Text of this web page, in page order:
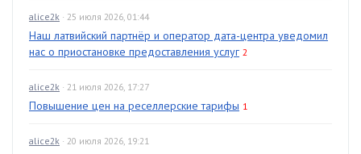
alice2k · 25 июля 2026, 01:44
Наш латвийский партнёр и оператор дата-центра уведомил
нас о приостановке предоставления услуг 2
alice2k · 21 июля 2026, 17:27
Повышение цен на реселлерские тарифы 1
alice2k · 20 июля 2026, 19:21